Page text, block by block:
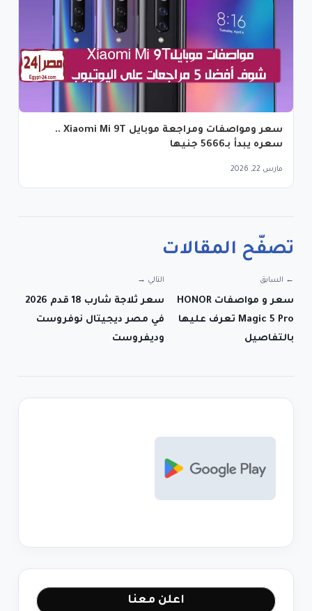
سعر ومواصفات ومراجعة موبايل Xiaomi Mi 9T ..
سعره يبدأ بـ5666 جنيها
مارس 22, 2026
تصفّح المقالات
← السابق
سعر و مواصفات HONOR
Magic 5 Pro تعرف عليها
بالتفاصيل
التالي →
سعر ثلاجة شارب 18 قدم 2026
في مصر ديجيتال نوفروست
وديفروست
اعلن معنا